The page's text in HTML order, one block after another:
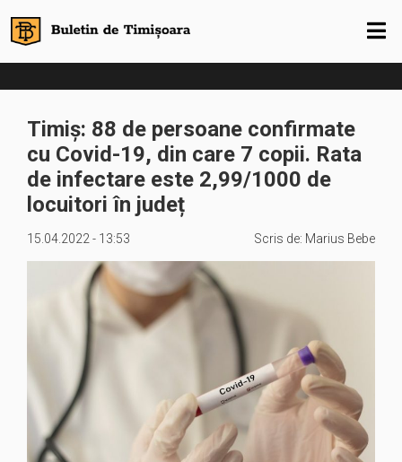
Timiș: 88 de persoane confirmate
cu Covid-19, din care 7 copii. Rata
de infectare este 2,99/1000 de
locuitori în județ
15.04.2022 - 13:53 Scris de: Marius Bebe